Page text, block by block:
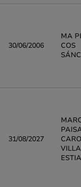
30/06/2006
MA
COS
31/08/2027